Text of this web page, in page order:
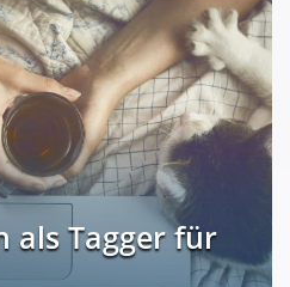
als Tagger für